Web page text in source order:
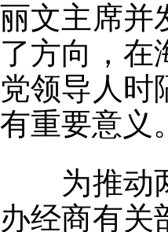
丽文主席并
了方向，在
党领导人时
有重要意义。
为推动两
办经商有关